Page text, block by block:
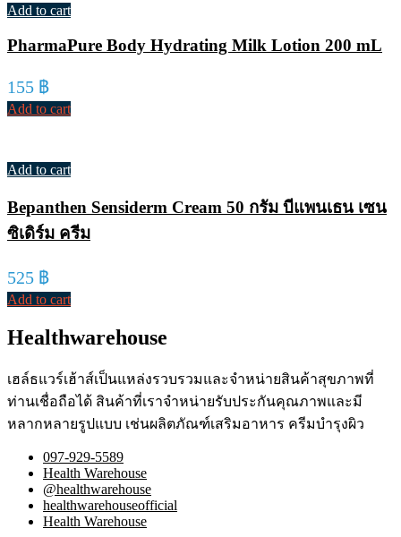
Add to cart
PharmaPure Body Hydrating Milk Lotion 200 mL
155 ฿
Add to cart
Add to cart
Bepanthen Sensiderm Cream 50 กรัม บีแพนเธน เซน
ซิเดิร์ม ครีม
525 ฿
Add to cart
Healthwarehouse
เฮล์ธแวร์เฮ้าส์เป็นแหล่งรวบรวมและจำหน่ายสินค้าสุขภาพที่
ท่านเชื่อถือได้ สินค้าที่เราจำหน่ายรับประกันคุณภาพและมี
หลากหลายรูปแบบ เช่นผลิตภัณฑ์เสริมอาหาร ครีมบำรุงผิว
097-929-5589
Health Warehouse
@healthwarehouse
healthwarehouseofficial
Health Warehouse